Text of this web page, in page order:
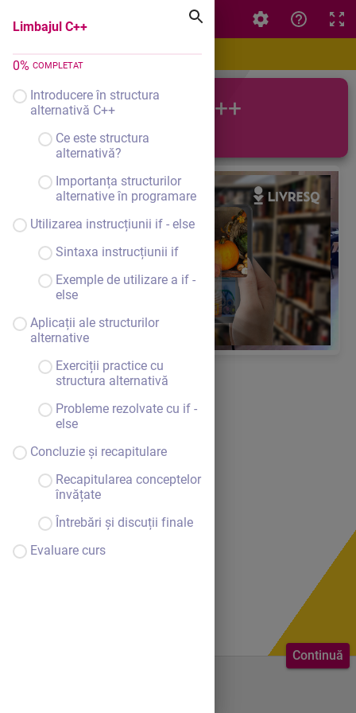
Limbajul C++
0% COMPLETAT
Introducere în structura
alternativă C++
Ce este structura
alternativă?
Importanța structurilor
alternative în programare
Utilizarea instrucțiunii if - else
Sintaxa instrucțiunii if
Exemple de utilizare a if -
else
Aplicații ale structurilor
alternative
Exerciții practice cu
structura alternativă
Probleme rezolvate cu if -
else
Concluzie și recapitulare
Recapitularea conceptelor
învățate
Întrebări și discuții finale
Evaluare curs
Continuă
Limbajul C++
Limbajul C++